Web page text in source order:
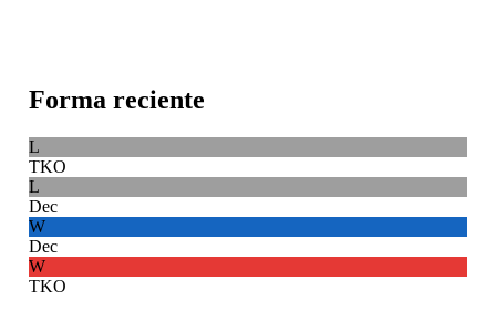
Forma reciente
L
TKO
L
Dec
W
Dec
W
TKO